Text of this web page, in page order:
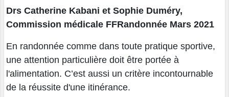
Drs Catherine Kabani et Sophie Duméry,
Commission médicale FFRandonnée Mars 2021
En randonnée comme dans toute pratique sportive,
une attention particulière doit être portée à
l'alimentation. C’est aussi un critère incontournable
de la réussite d'une itinérance.